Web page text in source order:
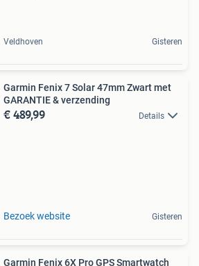
Veldhoven Gisteren
Garmin Fenix 7 Solar 47mm Zwart met
GARANTIE & verzending
€ 489,99 Details
Bezoek website Gisteren
Garmin Fenix 6X Pro GPS Smartwatch